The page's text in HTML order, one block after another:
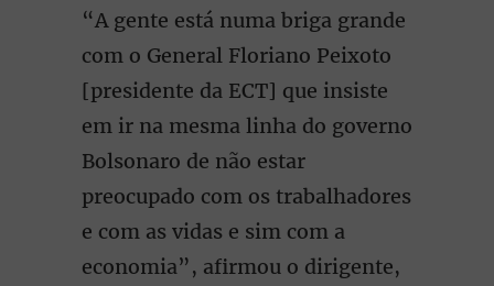
“A gente está numa briga grande
com o General Floriano Peixoto
[presidente da ECT] que insiste
em ir na mesma linha do governo
Bolsonaro de não estar
preocupado com os trabalhadores
e com as vidas e sim com a
economia”, afirmou o dirigente,